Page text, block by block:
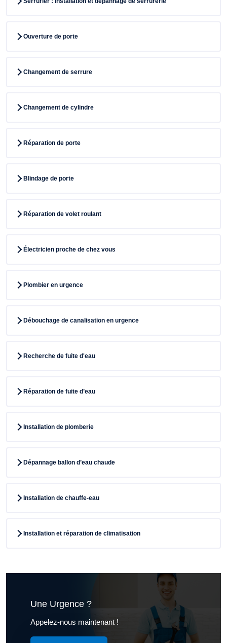
Ouverture de porte
Changement de serrure
Changement de cylindre
Réparation de porte
Blindage de porte
Réparation de volet roulant
Électricien proche de chez vous
Plombier en urgence
Débouchage de canalisation en urgence
Recherche de fuite d'eau
Réparation de fuite d’eau
Installation de plomberie
Dépannage ballon d’eau chaude
Installation de chauffe-eau
Installation et réparation de climatisation
Une Urgence ?
Appelez-nous maintenant !